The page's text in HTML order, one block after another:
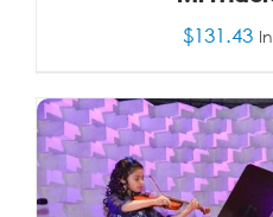
AÑADIR AL
$131.43